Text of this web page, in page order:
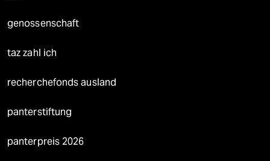
genossenschaft
taz zahl ich
recherchefonds ausland
panterstiftung
panterpreis 2026